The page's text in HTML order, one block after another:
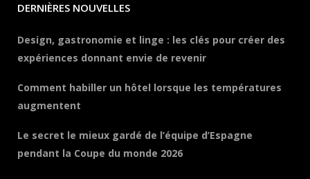
DERNIÈRES NOUVELLES
Design, gastronomie et linge : les clés pour créer des
expériences donnant envie de revenir
Comment habiller un hôtel lorsque les températures
augmentent
Le secret le mieux gardé de l’équipe d’Espagne
pendant la Coupe du monde 2026